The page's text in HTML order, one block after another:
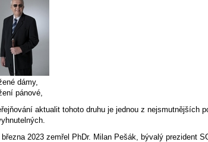
dámy,
pánové,
aktualit tohoto druhu je jednou z nejsmutnějších
března 2023 zemřel PhDr. Milan Pešák, bývalý prezident